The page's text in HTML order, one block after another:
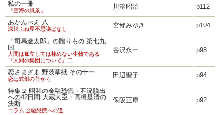
私の一冊
『空海の風景』 川澄昭治 p112
あかんべえ 八
深川ふね屋不思議ばなし 宮部みゆき p104
「司馬遼太郎」の贈りもの 第七九
回
人間は孤立しては棲めない生物である
『人間の集団について』二
谷沢永一 p98
恋さまざま 野茨草紙 その十一
恋は式部の昔から 田辺聖子 p94
特集２ 昭和の金融恐慌・不況脱出
への42日間 大蔵大臣・高橋是清の
決断
コラム 金融恐慌への道
保阪正康 p92